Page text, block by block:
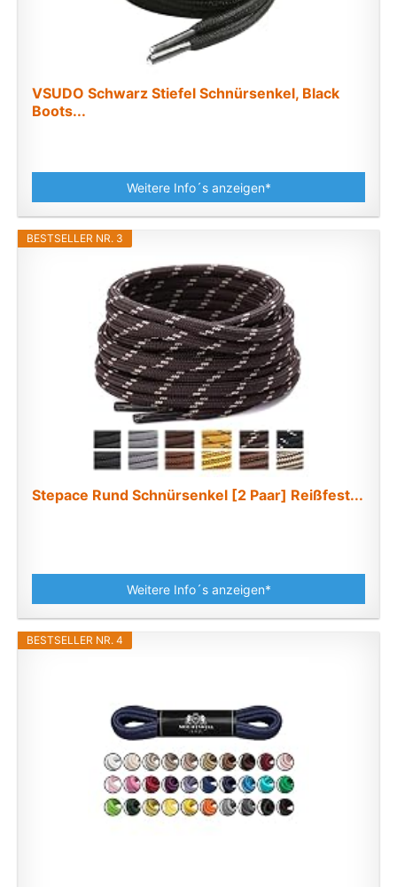
VSUDO Schwarz Stiefel Schnürsenkel, Black
Boots...
Weitere Info´s anzeigen*
BESTSELLER NR. 3
Stepace Rund Schnürsenkel [2 Paar] Reißfest...
Weitere Info´s anzeigen*
BESTSELLER NR. 4